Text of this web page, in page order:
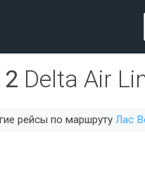
Delta Air
рейсы по маршруту Лас